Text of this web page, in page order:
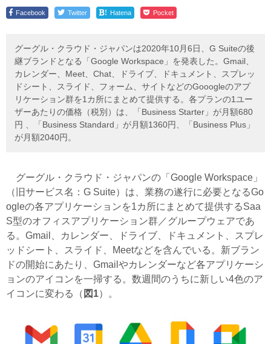
Facebook Twitter ! Hatena Pocket
グーグル・クラウド・ジャパンは2020年10月6日、G Suiteの後
継ブランドとなる「Google Workspace」を発表した。Gmail、
カレンダー、Meet、Chat、ドライブ、ドキュメント、スプレッ
ドシート、スライド、フォーム、サイトなどのGooogleのアプ
リケーション群を1カ所にまとめて提供する。各プランの1ユー
ザーあたりの価格（税別）は、「Business Starter」が月額680
円 、「Business Standard」が月額1360円、「Business Plus」
が月額2040円。
グーグル・クラウド・ジャパンの「Google Workspace」
（旧サービス名：G Suite）は、業務の遂行に必要となるGo
ogleの各アプリケーションを1カ所にまとめて提供するSaa
S型のオフィスアプリケーション群／グループウェアであ
る。Gmail、カレンダー、ドライブ、ドキュメント、スプレ
ッドシート、スライド、Meetなどを含んでいる。新ブラン
ドの開始にあたり、Gmailやカレンダーなど各アプリケーシ
ョンのアイコンを一掃する。数週間のうちに新しい4色のア
イコンに変わる（ 図1）。